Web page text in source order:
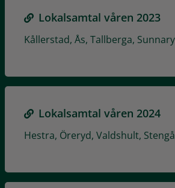
Lokalsamtal våren 2023
Kållerstad, Ås, Tallberga,
Lokalsamtal våren 2024
Hestra, Öreryd, Valdshult,